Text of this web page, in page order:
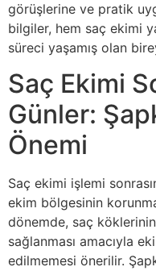
görüşlerine ve pratik
bilgiler, hem saç ekimi
süreci yaşamış olan
Saç Ekimi
Günler:
Önemi
Saç ekimi işlemi
ekim bölgesinin
dönemde, saç
sağlanması amacıyla
edilmemesi önerilir.